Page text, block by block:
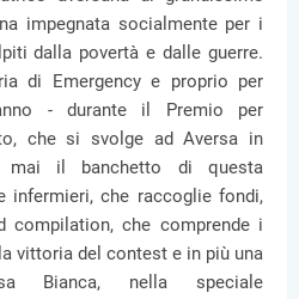
impegnata socialmente per i
dalla povertà e dalle guerre.
di Emergency e proprio per
- durante il Premio per
che si svolge ad Aversa in
il banchetto di questa
infermieri, che raccoglie fondi,
che comprende i
vittoria del contest e in più una
Bianca, nella speciale